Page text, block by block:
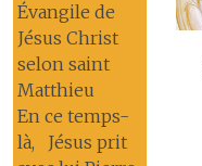
Évangile de
Jésus Christ
selon saint
Matthieu
En ce temps-
là, Jésus prit